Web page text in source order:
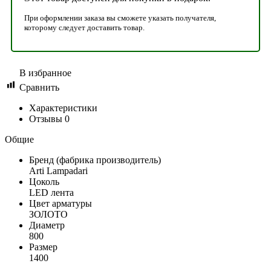
При оформлении заказа вы сможете указать получателя,
которому следует доставить товар.
В избранное
Сравнить
Характеристики
Отзывы 0
Общие
Бренд (фабрика производитель)
Arti Lampadari
Цоколь
LED лента
Цвет арматуры
ЗОЛОТО
Диаметр
800
Размер
1400